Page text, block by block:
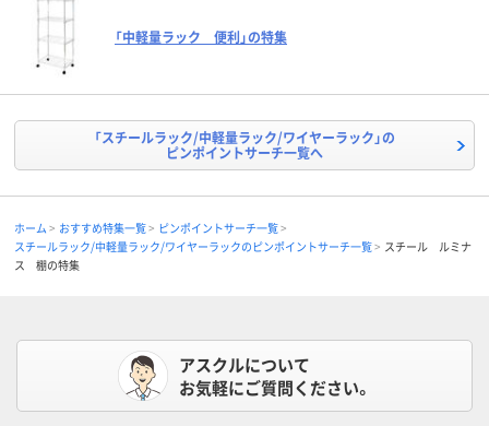
「中軽量ラック 便利」の特集
「スチールラック/中軽量ラック/ワイヤーラック」の
ピンポイントサーチ一覧へ
ホーム おすすめ特集一覧
ピンポイントサーチ一覧
スチールラック/中軽量ラック/ワイヤーラックのピンポイントサーチ一覧
スチール ルミナ
ス 棚の特集
アスクルについて
お気軽にご質問ください。